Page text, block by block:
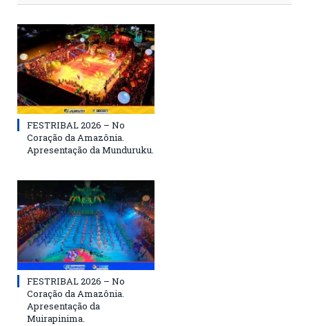
FESTRIBAL 2026 – No
Coração da Amazônia.
Apresentação da Munduruku.
FESTRIBAL 2026 – No
Coração da Amazônia.
Apresentação da
Muirapinima.